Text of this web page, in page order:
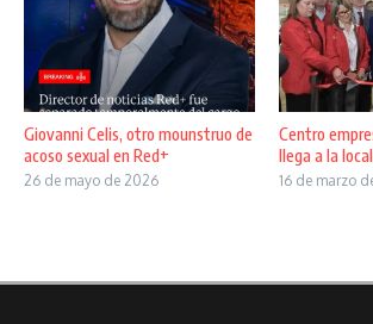
Giovanni Celis, otro mounstruo de
acoso sexual en Red+
26 de mayo de 2026
Centro
llega a la
16 de marzo